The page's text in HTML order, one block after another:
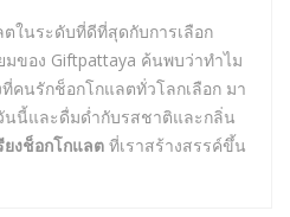
ในระดับที่ดีที่สุดกับการเลือก
มของ Giftpattaya ค้นพบว่าทำไม
คนรักช็อกโกแลตทั่วโลกเลือก มา
นนี้และดื่มด่ำกับรสชาติและกลิ่น
ยงช็อกโกแลต ที่เราสร้างสรรค์ขึ้น